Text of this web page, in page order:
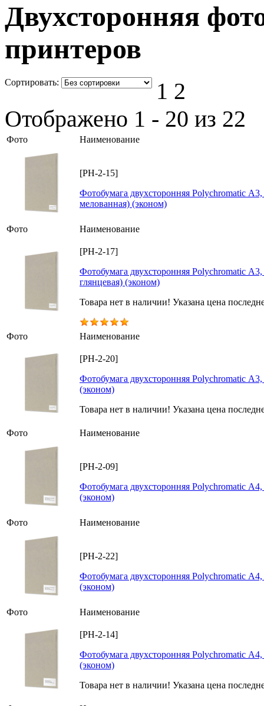
Двухсторонняя
принтеров
Cортировать: 1 2
Отображено 1 - 20 из 22
Фото Наименование
[PH-2-15]
Фотобумага двухсторонняя Polychromatic
мелованная) (эконом)
Фото Наименование
[PH-2-17]
Фотобумага двухсторонняя Polychromatic
глянцевая) (эконом)
Товара нет в наличии! Указана цена
Голосов: 1
Фото
Наименование
[PH-2-20]
Фотобумага двухсторонняя Polychromatic
(эконом)
Товара нет в наличии! Указана цена
Фото Наименование
[PH-2-09]
Фотобумага двухсторонняя Polychromatic
(эконом)
Фото Наименование
[PH-2-22]
Фотобумага двухсторонняя Polychromatic
(эконом)
Фото Наименование
[PH-2-14]
Фотобумага двухсторонняя Polychromatic
(эконом)
Товара нет в наличии! Указана цена